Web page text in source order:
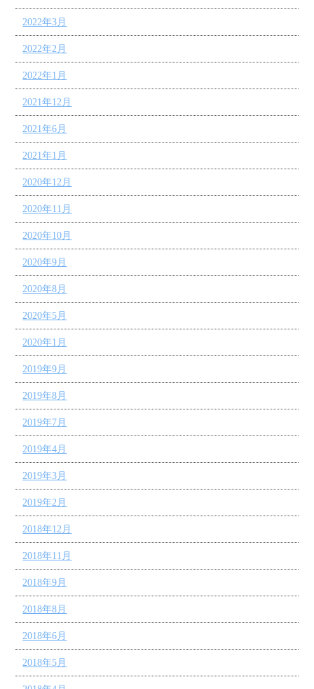
2022年3月
2022年2月
2022年1月
2021年12月
2021年6月
2021年1月
2020年12月
2020年11月
2020年10月
2020年9月
2020年8月
2020年5月
2020年1月
2019年9月
2019年8月
2019年7月
2019年4月
2019年3月
2019年2月
2018年12月
2018年11月
2018年9月
2018年8月
2018年6月
2018年5月